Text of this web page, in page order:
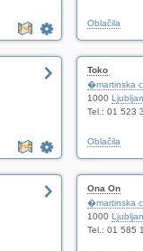
Oblačila
Toko
�martinska
1000
Tel.: 01 523
Oblačila
Ona On
�martinska
1000
Tel.: 01 585